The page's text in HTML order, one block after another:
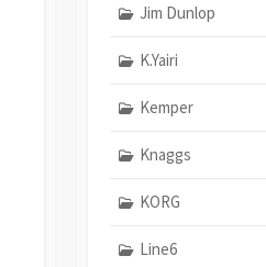
Jim Dunlop
K.Yairi
Kemper
Knaggs
KORG
Line6